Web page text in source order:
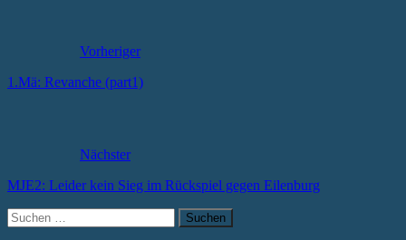
Vorheriger
1.Mä: Revanche (part1)
Nächster
MJE2: Leider kein Sieg im Rückspiel gegen Eilenburg
Suchen
nach: